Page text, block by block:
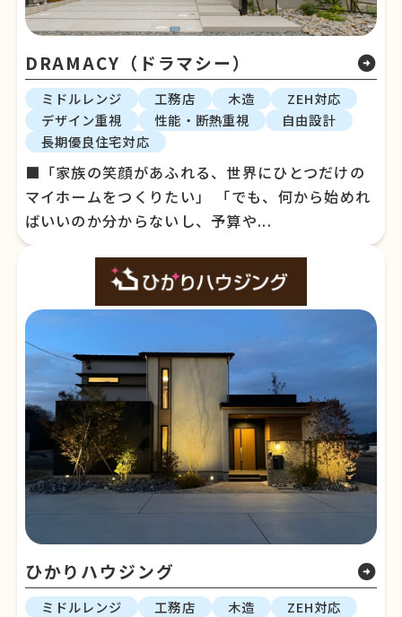
DRAMACY（ドラマシー） arrow_circle_right
ミドルレンジ 工務店 木造
ZEH対応
デザイン重視
性能・断熱重視
自由設計
長期優良住宅対応
■「家族の笑顔があふれる、世界にひとつだけの
マイホームをつくりたい」 「でも、何から始めれ
ばいいのか分からないし、予算や...
ひかりハウジング arrow_circle_right
ミドルレンジ 工務店 木造
ZEH対応